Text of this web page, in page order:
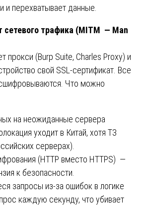
и перехватывает данные.
сетевого трафика (MITM — Man
прокси (Burp Suite, Charles Proxy) и
свой SSL-сертификат. Все
Что можно
на неожиданные сервера
уходит в Китай, хотя ТЗ
серверах).
(HTTP вместо HTTPS) —
к безопасности.
запросы из-за ошибок в логике
каждую секунду, что убивает